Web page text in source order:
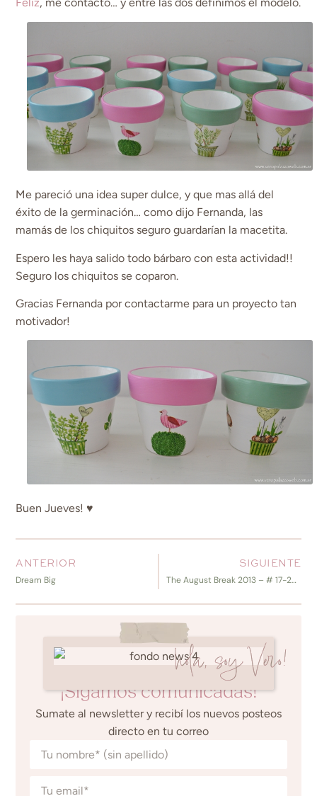
Me pareció una idea super dulce, y que mas allá del
éxito de la germinación… como dijo Fernanda, las
mamás de los chiquitos seguro guardarían la macetita.
Espero les haya salido todo bárbaro con esta actividad!!
Seguro los chiquitos se coparon.
Gracias Fernanda por contactarme para un proyecto tan
motivador!
Buen Jueves! ♥
ANTERIOR
Dream Big
SIGUIENTE
The August Break 2013 – # 17-23 & My break!
hola, soy Vero!
¡Sigamos comunicadas!
Sumate al newsletter y recibí los nuevos posteos
directo en tu correo